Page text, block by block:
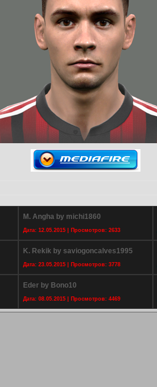
M. Angha by michi1860
Дата: 12.05.2015 | Просмотров: 2633
K. Rekik by saviogoncalves1995
Дата: 23.05.2015 | Просмотров: 3778
Eder by Bono10
Дата: 08.05.2015 | Просмотров: 4469